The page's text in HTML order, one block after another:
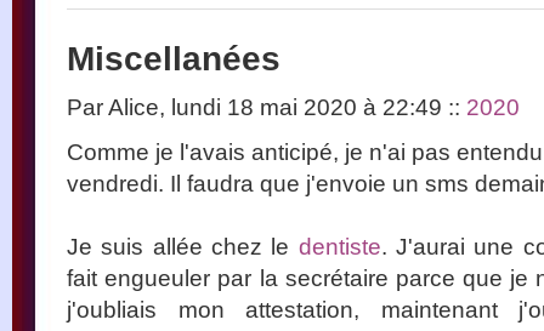
Miscellanées
Par Alice, lundi 18 mai 2020 à 22:49 :: 2020
Comme je l'avais anticipé, je n'ai pas
vendredi. Il faudra que j'envoie un sms
Je suis allée chez le dentiste. J'aurai une
fait engueuler par la secrétaire parce que je
j'oubliais mon attestation, maintenant